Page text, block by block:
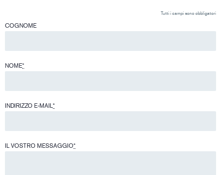
Tutti i campi sono obbligatori
COGNOME
NOME*
INDIRIZZO E-MAIL*
IL VOSTRO MESSAGGIO*